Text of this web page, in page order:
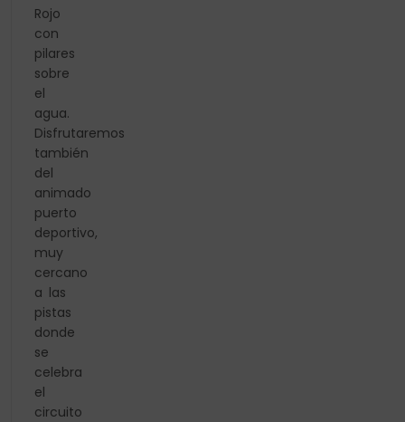
Rojo
con
pilares
sobre
el
agua.
Disfrutaremos
también
del
animado
puerto
deportivo,
muy
cercano
a las
pistas
donde
se
celebra
el
circuito